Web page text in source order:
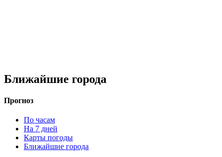
Ближайшие города
Прогноз
По часам
На 7 дней
Карты погоды
Ближайшие города